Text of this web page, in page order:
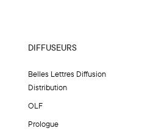
DIFFUSEURS
Belles Lettres Diffusion
Distribution
OLF
Prologue